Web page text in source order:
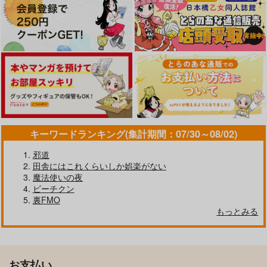
キーワードランキング(集計期間：07/30～08/02)
邪道
田舎にはこれくらいしか娯楽がない
魔法使いの夜
ビーチクン
裏FMO
もっとみる